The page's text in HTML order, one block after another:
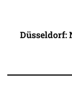
Düsseldorf: